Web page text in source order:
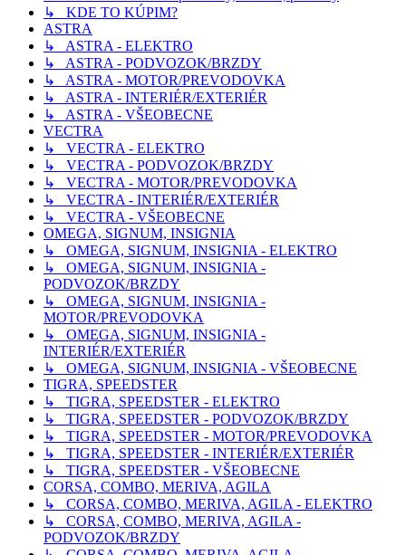
↳ KDE TO KÚPIM?
ASTRA
↳ ASTRA - ELEKTRO
↳ ASTRA - PODVOZOK/BRZDY
↳ ASTRA - MOTOR/PREVODOVKA
↳ ASTRA - INTERIÉR/EXTERIÉR
↳ ASTRA - VŠEOBECNE
VECTRA
↳ VECTRA - ELEKTRO
↳ VECTRA - PODVOZOK/BRZDY
↳ VECTRA - MOTOR/PREVODOVKA
↳ VECTRA - INTERIÉR/EXTERIÉR
↳ VECTRA - VŠEOBECNE
OMEGA, SIGNUM, INSIGNIA
↳ OMEGA, SIGNUM, INSIGNIA - ELEKTRO
↳ OMEGA, SIGNUM, INSIGNIA -
PODVOZOK/BRZDY
↳ OMEGA, SIGNUM, INSIGNIA -
MOTOR/PREVODOVKA
↳ OMEGA, SIGNUM, INSIGNIA -
INTERIÉR/EXTERIÉR
↳ OMEGA, SIGNUM, INSIGNIA - VŠEOBECNE
TIGRA, SPEEDSTER
↳ TIGRA, SPEEDSTER - ELEKTRO
↳ TIGRA, SPEEDSTER - PODVOZOK/BRZDY
↳ TIGRA, SPEEDSTER - MOTOR/PREVODOVKA
↳ TIGRA, SPEEDSTER - INTERIÉR/EXTERIÉR
↳ TIGRA, SPEEDSTER - VŠEOBECNE
CORSA, COMBO, MERIVA, AGILA
↳ CORSA, COMBO, MERIVA, AGILA - ELEKTRO
↳ CORSA, COMBO, MERIVA, AGILA -
PODVOZOK/BRZDY